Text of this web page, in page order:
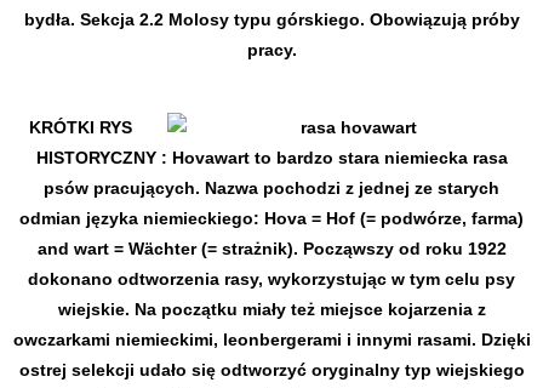
bydła. Sekcja 2.2 Molosy typu górskiego. Obowiązują próby
pracy.
KRÓTKI RYS
HISTORYCZNY : Hovawart to bardzo stara niemiecka rasa
psów pracujących. Nazwa pochodzi z jednej ze starych
odmian języka niemieckiego: Hova = Hof (= podwórze, farma)
and wart = Wächter (= strażnik). Począwszy od roku 1922
dokonano odtworzenia rasy, wykorzystując w tym celu psy
wiejskie. Na początku miały też miejsce kojarzenia z
owczarkami niemieckimi, leonbergerami i innymi rasami. Dzięki
ostrej selekcji udało się odtworzyć oryginalny typ wiejskiego